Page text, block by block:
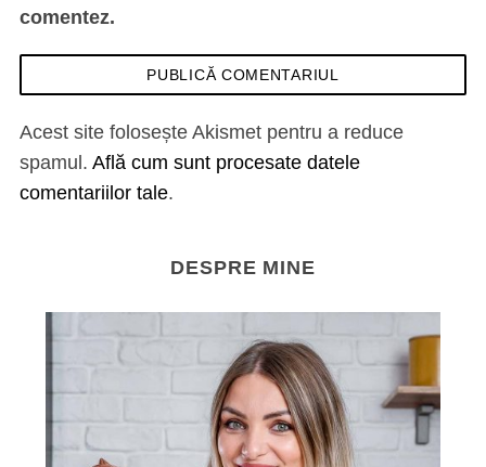
comentez.
Acest site folosește Akismet pentru a reduce
spamul. Află cum sunt procesate datele
comentariilor tale.
DESPRE MINE